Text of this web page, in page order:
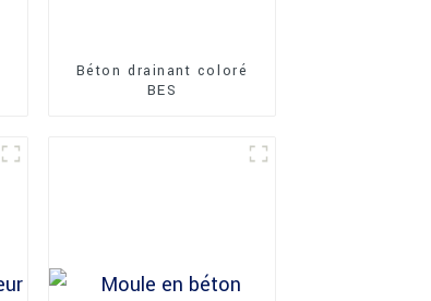
Béton drainant coloré
BES